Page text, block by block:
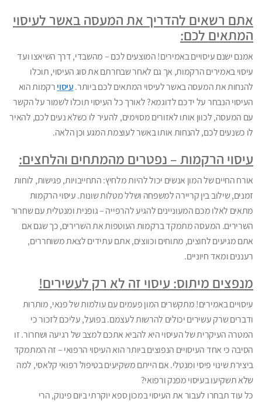
אתם רשאים להדריך את המעסה באשר לעיסוי
המתאים לכם:
אמנם ישנם עיסויים באמירים! המוצעים לכם – מהשבדי, דרך השיאצו ועד
עיסוי באמירים הרקמות, אך גם לאחר שבחרתם את סוג העיסוי, תוכלו
להנחות את המעסה באשר לעיסוי המתאים לכם ביותר. עיסוי רקמות הוא
העיסוי הנבחר על ידכם לדוגמא? לאורך כל העיסוי תוכלו לשמור על הקשר
עם המעסה, לכוון אותו לאזורים מסוימים, להעיר לו כשלא נעים לכם, להאיר
לו כשנעים לכם, להנחות אותו באשר לעוצמת המגע וכן הלאה.
עיסוי הרקמות – נפטרים מהמתחים והלחצים:
אורח החיים של המון אנשים יכול להיות מלחיץ: התחייבויות, פגישות, לוחות
זמנים, שילוב בין קריירה למשפחה ושלל מטלות שונות. עיסוי הרקמות
מתאים לאלו מכם המעוניינים להגיע להרפייה – גופנית ומנטלית עם שחרור
השרירים. המעסה מתמקד ברקמות העוטפות את השרירים, כך שגם אם
אתם מגיעים לחוצים, מתוחים וכווצים, אתם עתידים לצאת משוחררים,
רעננים ומאד חיוניים.
מנפצים מיתוס: עיסוי זה לא רק לעשירים!
עיסויים באמירים! מתקשרים המון פעמים עם עולמות של פנאי, מותרות
ודברים שרק עשירים יכולים להרשות לעצמם. בפועל, עליכם לזכור כי
המטרה העיקרית של העיסוי היא להביא אתכם למצב של רגיעה ושחרור. זו
הסיבה כי אחד העיסויים הנפוצים ביותר הוא העיסוי הרפואי – זה המתמקד
ביצירת שינוי פיסי ומנטלי. אם הייתם משקיעים בטיפול רפואי קלאסי, למה
שלא תשקיעו בעיסוי מפנק ורפואי?
כל עוד תבחרו לעבור את העיסוי במכון ספא יוקרתי ביום פינוק, הרי